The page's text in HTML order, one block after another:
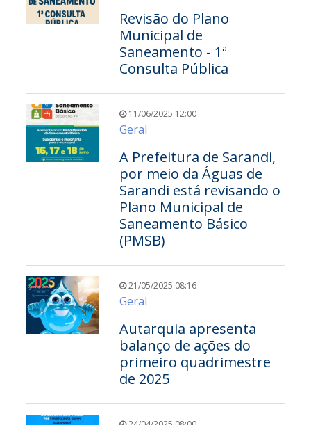
Revisão do Plano
Municipal de
Saneamento - 1ª
Consulta Pública
11/06/2025 12:00
Geral
A Prefeitura de Sarandi,
por meio da Águas de
Sarandi está revisando o
Plano Municipal de
Saneamento Básico
(PMSB)
21/05/2025 08:16
Geral
Autarquia apresenta
balanço de ações do
primeiro quadrimestre
de 2025